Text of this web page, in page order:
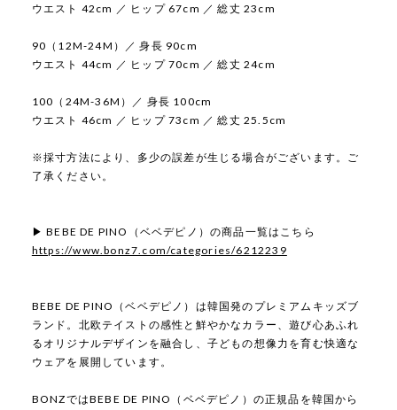
ウエスト 42cm ／ ヒップ 67cm ／ 総丈 23cm
90（12M-24M）／ 身長 90cm
ウエスト 44cm ／ ヒップ 70cm ／ 総丈 24cm
100（24M-36M）／ 身長 100cm
ウエスト 46cm ／ ヒップ 73cm ／ 総丈 25.5cm
※採寸方法により、多少の誤差が生じる場合がございます。ご
了承ください。
▶ BEBE DE PINO（ベベデピノ）の商品一覧はこちら
https://www.bonz7.com/categories/6212239
BEBE DE PINO（ベベデピノ）は韓国発のプレミアムキッズブ
ランド。北欧テイストの感性と鮮やかなカラー、遊び心あふれ
るオリジナルデザインを融合し、子どもの想像力を育む快適な
ウェアを展開しています。
BONZではBEBE DE PINO（ベベデピノ）の正規品を韓国から